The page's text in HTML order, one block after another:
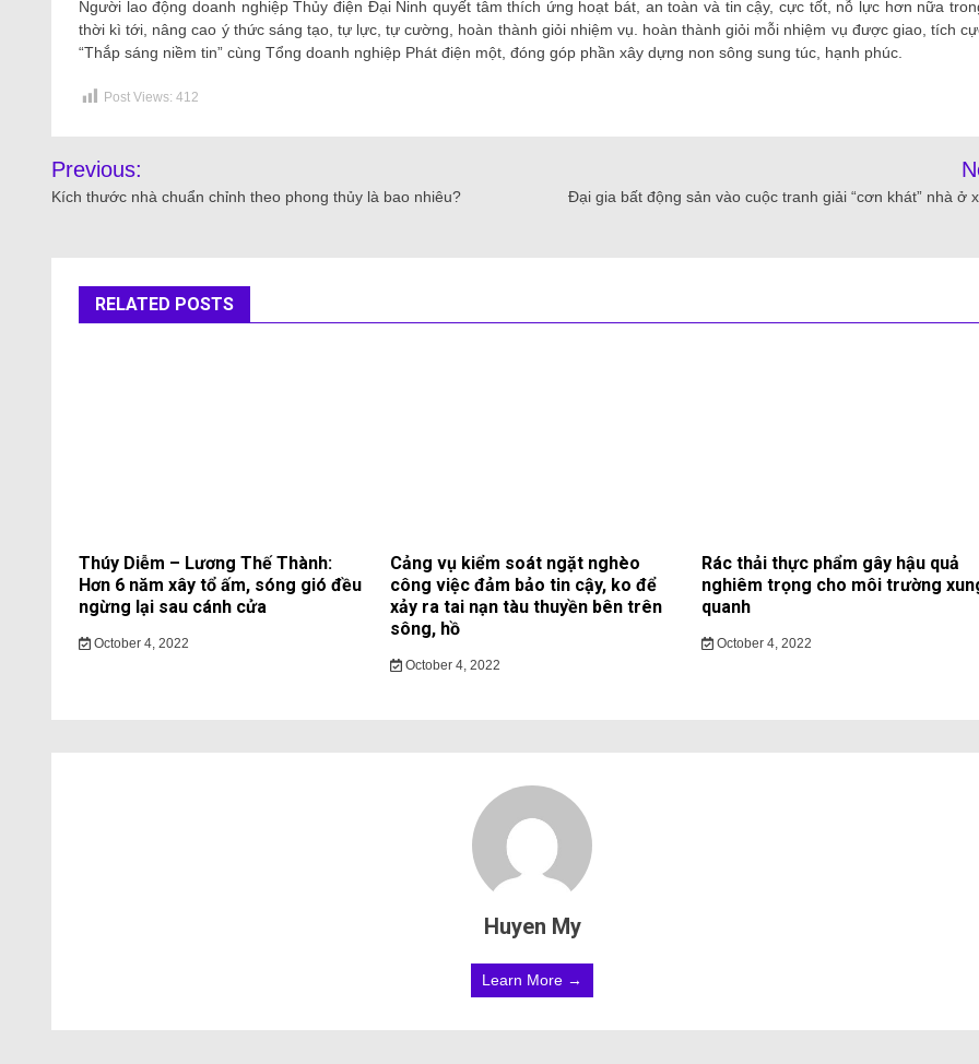
Người lao động doanh nghiệp Thủy điện Đại Ninh quyết tâm thích ứng hoạt bát, an toàn và tin cậy, cực tốt, nỗ lực hơn nữa
thời kì tới, nâng cao ý thức sáng tạo, tự lực, tự cường, hoàn thành giỏi nhiệm vụ. hoàn thành giỏi mỗi nhiệm vụ được giao, tích
“Thắp sáng niềm tin” cùng Tổng doanh nghiệp Phát điện một, đóng góp phần xây dựng non sông sung túc, hạnh phúc.
Post Views: 412
Previous:
Kích thước nhà chuẩn chỉnh theo phong thủy là bao nhiêu? Đại gia bất động sản vào cuộc tranh giải “cơn khát” nhà ở
RELATED POSTS
Thúy Diễm – Lương Thế Thành:
Hơn 6 năm xây tổ ấm, sóng gió đều
ngừng lại sau cánh cửa
October 4, 2022
Cảng vụ kiểm soát ngặt nghèo
công việc đảm bảo tin cậy, ko để
xảy ra tai nạn tàu thuyền bên trên
sông, hồ
October 4, 2022
Rác thải thực phẩm gây hậu quả
nghiêm trọng cho môi trường
quanh
October 4, 2022
Huyen My
Learn More →